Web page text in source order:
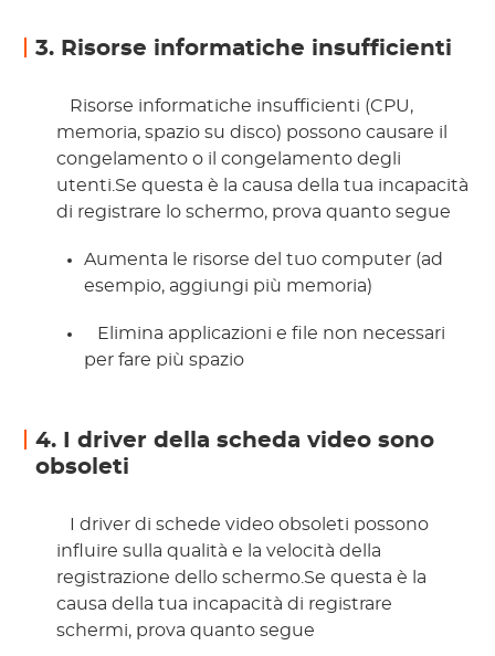
3. Risorse informatiche insufficienti
Risorse informatiche insufficienti (CPU,
memoria, spazio su disco) possono causare il
congelamento o il congelamento degli
utenti.Se questa è la causa della tua incapacità
di registrare lo schermo, prova quanto segue
Aumenta le risorse del tuo computer (ad
esempio, aggiungi più memoria)
Elimina applicazioni e file non necessari
per fare più spazio
4. I driver della scheda video sono
obsoleti
I driver di schede video obsoleti possono
influire sulla qualità e la velocità della
registrazione dello schermo.Se questa è la
causa della tua incapacità di registrare
schermi, prova quanto segue